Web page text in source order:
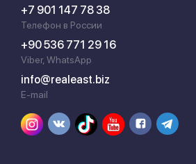
+7 901 147 78 38
Телефон в России
+90 536 771 29 16
Viber, WhatsApp
info@realeast.biz
E-mail